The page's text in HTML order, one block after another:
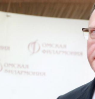
Сайт
Буркова